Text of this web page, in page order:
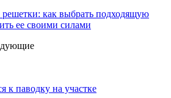
как выбрать подходящую
ее своими силами
к паводку на участке